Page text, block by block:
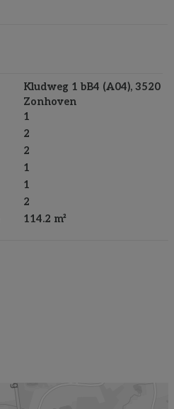
Kludweg 1 bB4 (A04), 3520
Zonhoven
1
2
2
1
1
2
114.2 m²